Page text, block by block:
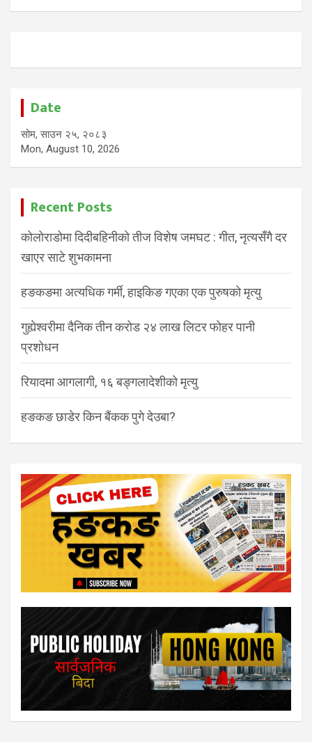
Date
सोम, साउन २५, २०८३
Mon, August 10, 2026
Recent Posts
कोलोराडोमा दिदीबहिनीको तीज विशेष जमघट : गीत, नृत्यसँगै दर
खाएर साटे शुभकामना
हङकङमा अत्यधिक गर्मी, हाइकिङ गएका एक पुरुषको मृत्यु
गुह्येश्वरीमा दैनिक तीन करोड २४ लाख लिटर फोहर पानी
प्रशोधन
रियादमा आगलागी, १६ बङ्गलादेशीको मृत्यु
हङकङ छाडेर किन बैंकक पुगे देउबा?